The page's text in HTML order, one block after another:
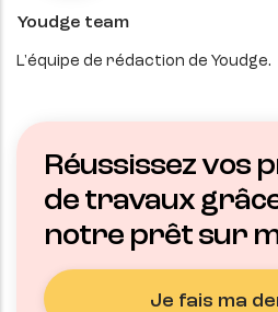
Youdge team
L'équipe de rédaction de Youdge.
Réussissez vos
de travaux
notre prêt sur
Je fais ma